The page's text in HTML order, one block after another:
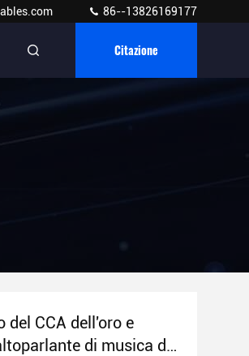
86--13826169177
Citazione
del CCA dell'oro e
di musica di